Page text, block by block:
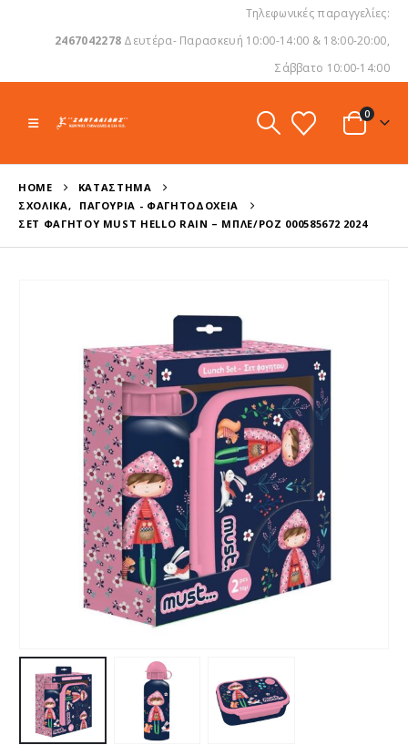
Τηλεφωνικές παραγγελίες:
2467042278 Δευτέρα- Παρασκευή 10:00-14:00 & 18:00-20:00,
Σάββατο 10:00-14:00
0
HOME
ΚΑΤΆΣΤΗΜΑ
ΣΧΟΛΙΚΆ,
ΠΑΓΟΎΡΙΑ - ΦΑΓΗΤΟΔΟΧΕΊΑ
ΣΕΤ ΦΑΓΗΤΟΎ MUST HELLO RAIN – MΠΛΕ/ΡΟΖ 000585672 2024